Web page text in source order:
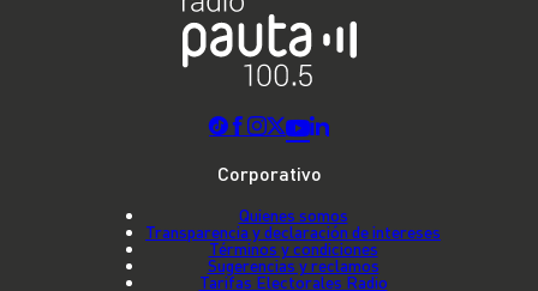
Corporativo
Quienes somos
Transparencia y declaración de intereses
Términos y condiciones
Sugerencias y reclamos
Tarifas Electorales Radio